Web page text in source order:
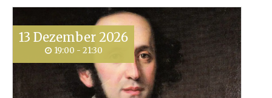
13 Dezember 2026
19:00 - 21:30